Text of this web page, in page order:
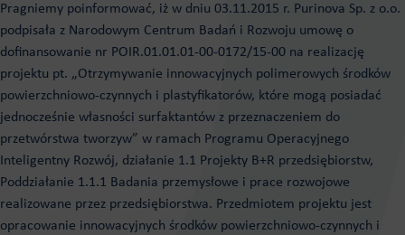
Pragniemy poinformować, iż w dniu 03.11.2015 r. Purinova Sp. z o.o.
podpisała z Narodowym Centrum Badań i Rozwoju umowę o
dofinansowanie nr POIR.01.01.01-00-0172/15-00 na realizację
projektu pt. „Otrzymywanie innowacyjnych polimerowych środków
powierzchniowo-czynnych i plastyfikatorów, które mogą posiadać
jednocześnie własności surfaktantów z przeznaczeniem do
przetwórstwa tworzyw” w ramach Programu Operacyjnego
Inteligentny Rozwój, działanie 1.1 Projekty B+R przedsiębiorstw,
Poddziałanie 1.1.1 Badania przemysłowe i prace rozwojowe
realizowane przez przedsiębiorstwa. Przedmiotem projektu jest
opracowanie innowacyjnych środków powierzchniowo-czynnych i